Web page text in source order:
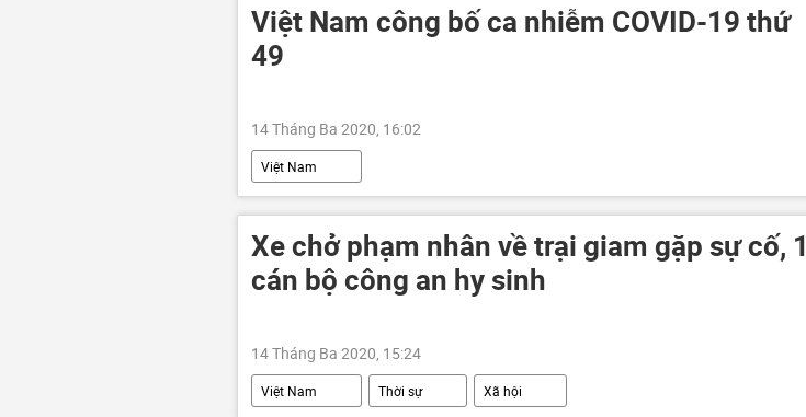
Việt Nam công bố ca nhiễm COVID-19 thứ
49
14 Tháng Ba 2020, 16:02
Việt Nam
Xe chở phạm nhân về trại giam gặp sự cố, 1
cán bộ công an hy sinh
14 Tháng Ba 2020, 15:24
Việt Nam Thời sự Xã hội